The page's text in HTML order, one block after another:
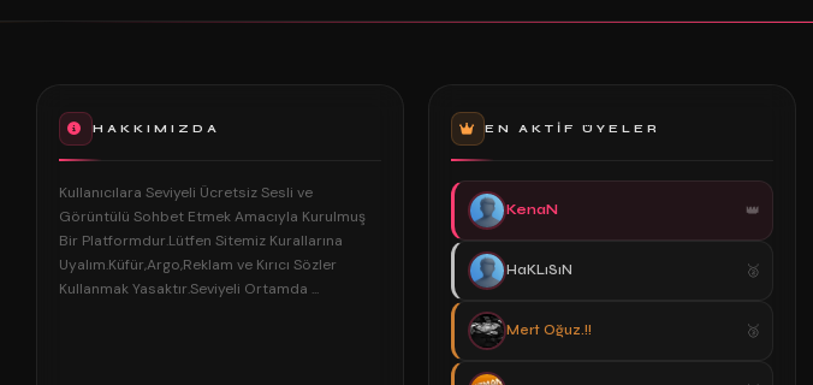
HAKKIMIZDA
Kullanıcılara Seviyeli Ücretsiz Sesli ve
Görüntülü Sohbet Etmek Amacıyla Kurulmuş
Bir Platformdur.Lütfen Sitemiz Kurallarına
Uyalım.Küfür,Argo,Reklam ve Kırıcı Sözler
Kullanmak Yasaktır.Seviyeli Ortamda ...
EN AKTIF ÜYELER
KenaN
HaKLıSıN
Mert Oğuz.!!